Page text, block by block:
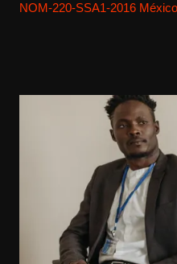
NOM-220-SSA1-2016 México